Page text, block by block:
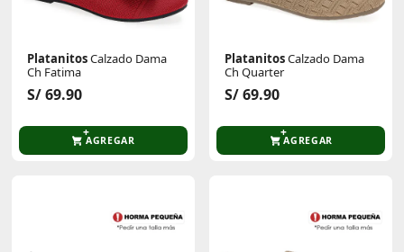
PlatanitosCalzado Dama
Ch Fatima
S/ 69.90
AGREGAR
PlatanitosCalzado Dama
Ch Quarter
S/ 69.90
AGREGAR